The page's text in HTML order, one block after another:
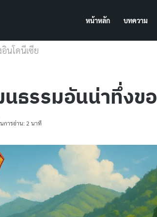
หน้าหลัก บทความ
นโดนีเซีย
ธรรมอันน่าทึ่งขอ
นการอ่าน: 2 นาที